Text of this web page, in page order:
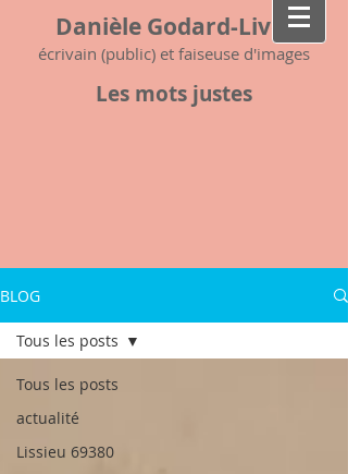
Danièle Godard-Livet
écrivain (public) et faiseuse d'images
Les mots justes
BLOG
Tous les posts
actualité
Lissieu 69380
Tous les posts